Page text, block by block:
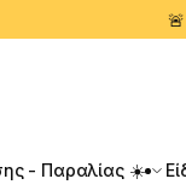
- Παραλίας ☀️